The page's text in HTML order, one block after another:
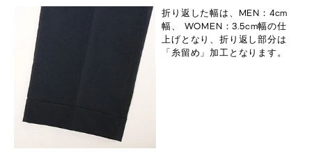
折り返した幅は、MEN：4cm
幅、 WOMEN：3.5cm幅の仕
上げとなり、折り返し部分は
「糸留め」加工となります。